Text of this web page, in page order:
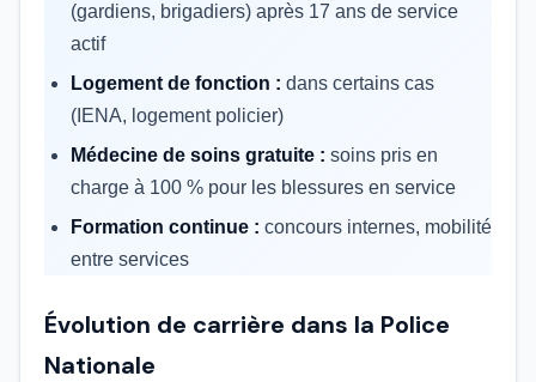
(gardiens, brigadiers) après 17 ans de service
actif
Logement de fonction : dans certains cas
(IENA, logement policier)
Médecine de soins gratuite : soins pris en
charge à 100 % pour les blessures en service
Formation continue : concours internes, mobilité
entre services
Évolution de carrière dans la Police
Nationale